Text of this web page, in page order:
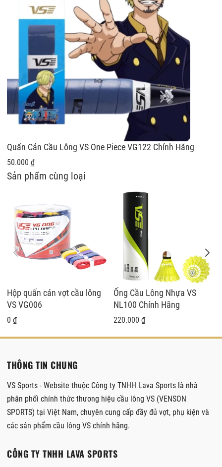
Quấn Cán Cầu Lông VS One Piece VG122 Chính Hãng
50.000 ₫
Sản phẩm cùng loại
Hộp quấn cán vợt cầu lông
VS VG006
0 ₫
Ống Cầu Lông Nhựa VS
NL100 Chính Hãng
220.000 ₫
THÔNG TIN CHUNG
VS Sports - Website thuộc Công ty TNHH Lava Sports là nhà
phân phối chính thức thương hiệu cầu lông VS (VENSON
SPORTS) tại Việt Nam, chuyên cung cấp đầy đủ vợt, phụ kiện và
các sản phẩm cầu lông VS chính hãng.
CÔNG TY TNHH LAVA SPORTS